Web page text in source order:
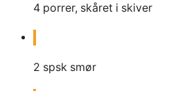
4 porrer, skåret i skiver
2 spsk smør